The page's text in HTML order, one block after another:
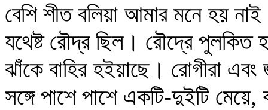
বেশি শীত বলিয়া আমার মনে হয়
যথেষ্ট রৌদ্র ছিল। রৌদ্রে পুলকিত
ঝাঁকে বাহির হইয়াছে। রোগীরা এবং
সঙ্গে পাশে পাশে একটি-দুইটি মেয়ে,